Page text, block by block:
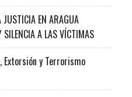
EN ARAGUA
A LAS VÍCTIMAS
Extorsión y Terrorismo